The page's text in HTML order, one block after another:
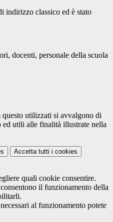
indirizzo classico ed è stato
docenti, personale della scuola
utilizzati si avvalgono di
ed utili alle finalità illustrate nella
Accetta tutti i cookies
quali cookie consentire.
il funzionamento della
al funzionamento potete